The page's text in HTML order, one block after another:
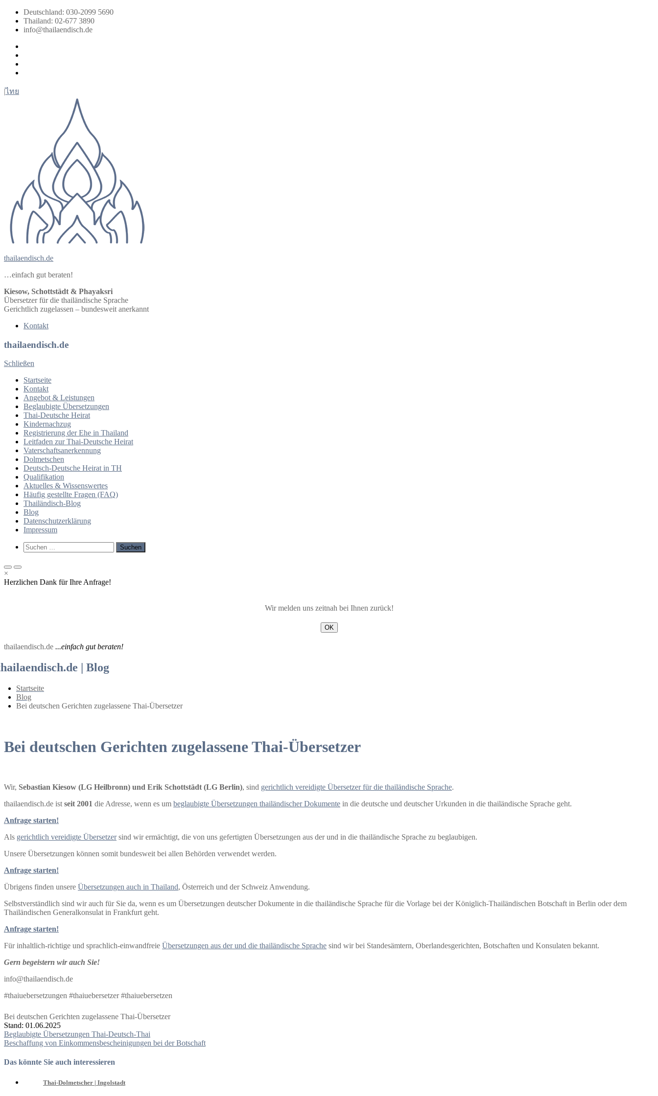
Zum
Inhalt
springen
Deutschland: 030-2099 5690
Thailand: 02-677 3890
info@thailaendisch.de
|ไทย
thailaendisch.de
…einfach gut beraten!
Kiesow, Schottstädt & Phayaksri
Übersetzer für die thailändische Sprache
Gerichtlich zugelassen – bundesweit anerkannt
Kontakt
thailaendisch.de
Schließen
Startseite
Kontakt
Angebot & Leistungen
Beglaubigte Übersetzungen
Thai-Deutsche Heirat
Kindernachzug
Registrierung der Ehe in Thailand
Leitfaden zur Thai-Deutsche Heirat
Vaterschaftsanerkennung
Dolmetschen
Deutsch-Deutsche Heirat in TH
Qualifikation
Aktuelles & Wissenswertes
Häufig gestellte Fragen (FAQ)
Thailändisch-Blog
Blog
Datenschutzerklärung
Impressum
Such-
Formular
Suchen
nach:
Primäres
Menü
für
Primäres
Menü
für
×
Herzlichen Dank für Ihre Anfrage!
Wir melden uns zeitnah bei Ihnen zurück!
OK
thailaendisch.de ...einfach gut beraten!
| Blog
Startseite
Blog
Bei deutschen Gerichten zugelassene Thai-Übersetzer
Bei deutschen Gerichten zugelassene Thai-Übersetzer
Wir, Sebastian Kiesow (LG Heilbronn) und Erik Schottstädt (LG Berlin), sind gerichtlich vereidigte Übersetzer für die thailändische Sprache.
thailaendisch.de ist seit 2001 die Adresse, wenn es um beglaubigte Übersetzungen thailändischer Dokumente in die deutsche und deutscher Urkunden in die thailändische Sprache geht.
Anfrage starten!
Als gerichtlich vereidigte Übersetzersind wir ermächtigt, die von uns gefertigten Übersetzungen aus der und in die thailändische Sprache zu beglaubigen.
Unsere Übersetzungen können somit bundesweit bei allen Behörden verwendet werden.
Anfrage starten!
Übrigens finden unsere Übersetzungen auch in Thailand, Österreich und der Schweiz Anwendung.
Selbstverständlich sind wir auch für Sie da, wenn es um Übersetzungen deutscher Dokumente in die thailändische Sprache für die Vorlage bei der Königlich-Thailändischen Botschaft in Berlin oder dem
Thailändischen Generalkonsulat in Frankfurt geht.
Anfrage starten!
Für inhaltlich-richtige und sprachlich-einwandfreie Übersetzungen aus der und die thailändische Sprache sind wir bei Standesämtern, Oberlandesgerichten, Botschaften und Konsulaten bekannt.
Gern begeistern wir auch Sie!
info@thailaendisch.de
#thaiuebersetzungen #thaiuebersetzer #thaiuebersetzen
Bei deutschen Gerichten zugelassene Thai-Übersetzer
Stand: 01.06.2025
Beitragsnavigation
Beglaubigte Übersetzungen Thai-Deutsch-Thai
Beschaffung von Einkommensbescheinigungen bei der Botschaft
Das könnte Sie auch interessieren
Thai-Dolmetscher | Ingolstadt